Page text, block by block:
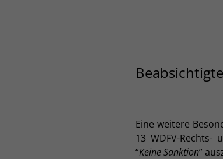
Eine weitere
13 WDFV-
“Keine Sanktion”